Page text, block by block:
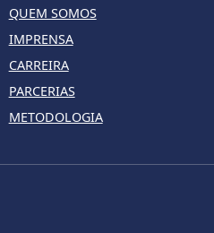
QUEM SOMOS
IMPRENSA
CARREIRA
PARCERIAS
METODOLOGIA